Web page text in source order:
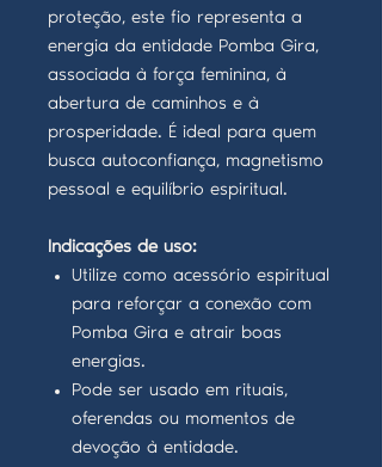
proteção, este fio representa a
energia da entidade Pomba Gira,
associada à força feminina, à
abertura de caminhos e à
prosperidade. É ideal para quem
busca autoconfiança, magnetismo
pessoal e equilíbrio espiritual.
Indicações de uso:
Utilize como acessório espiritual
para reforçar a conexão com
Pomba Gira e atrair boas
energias.
Pode ser usado em rituais,
oferendas ou momentos de
devoção à entidade.